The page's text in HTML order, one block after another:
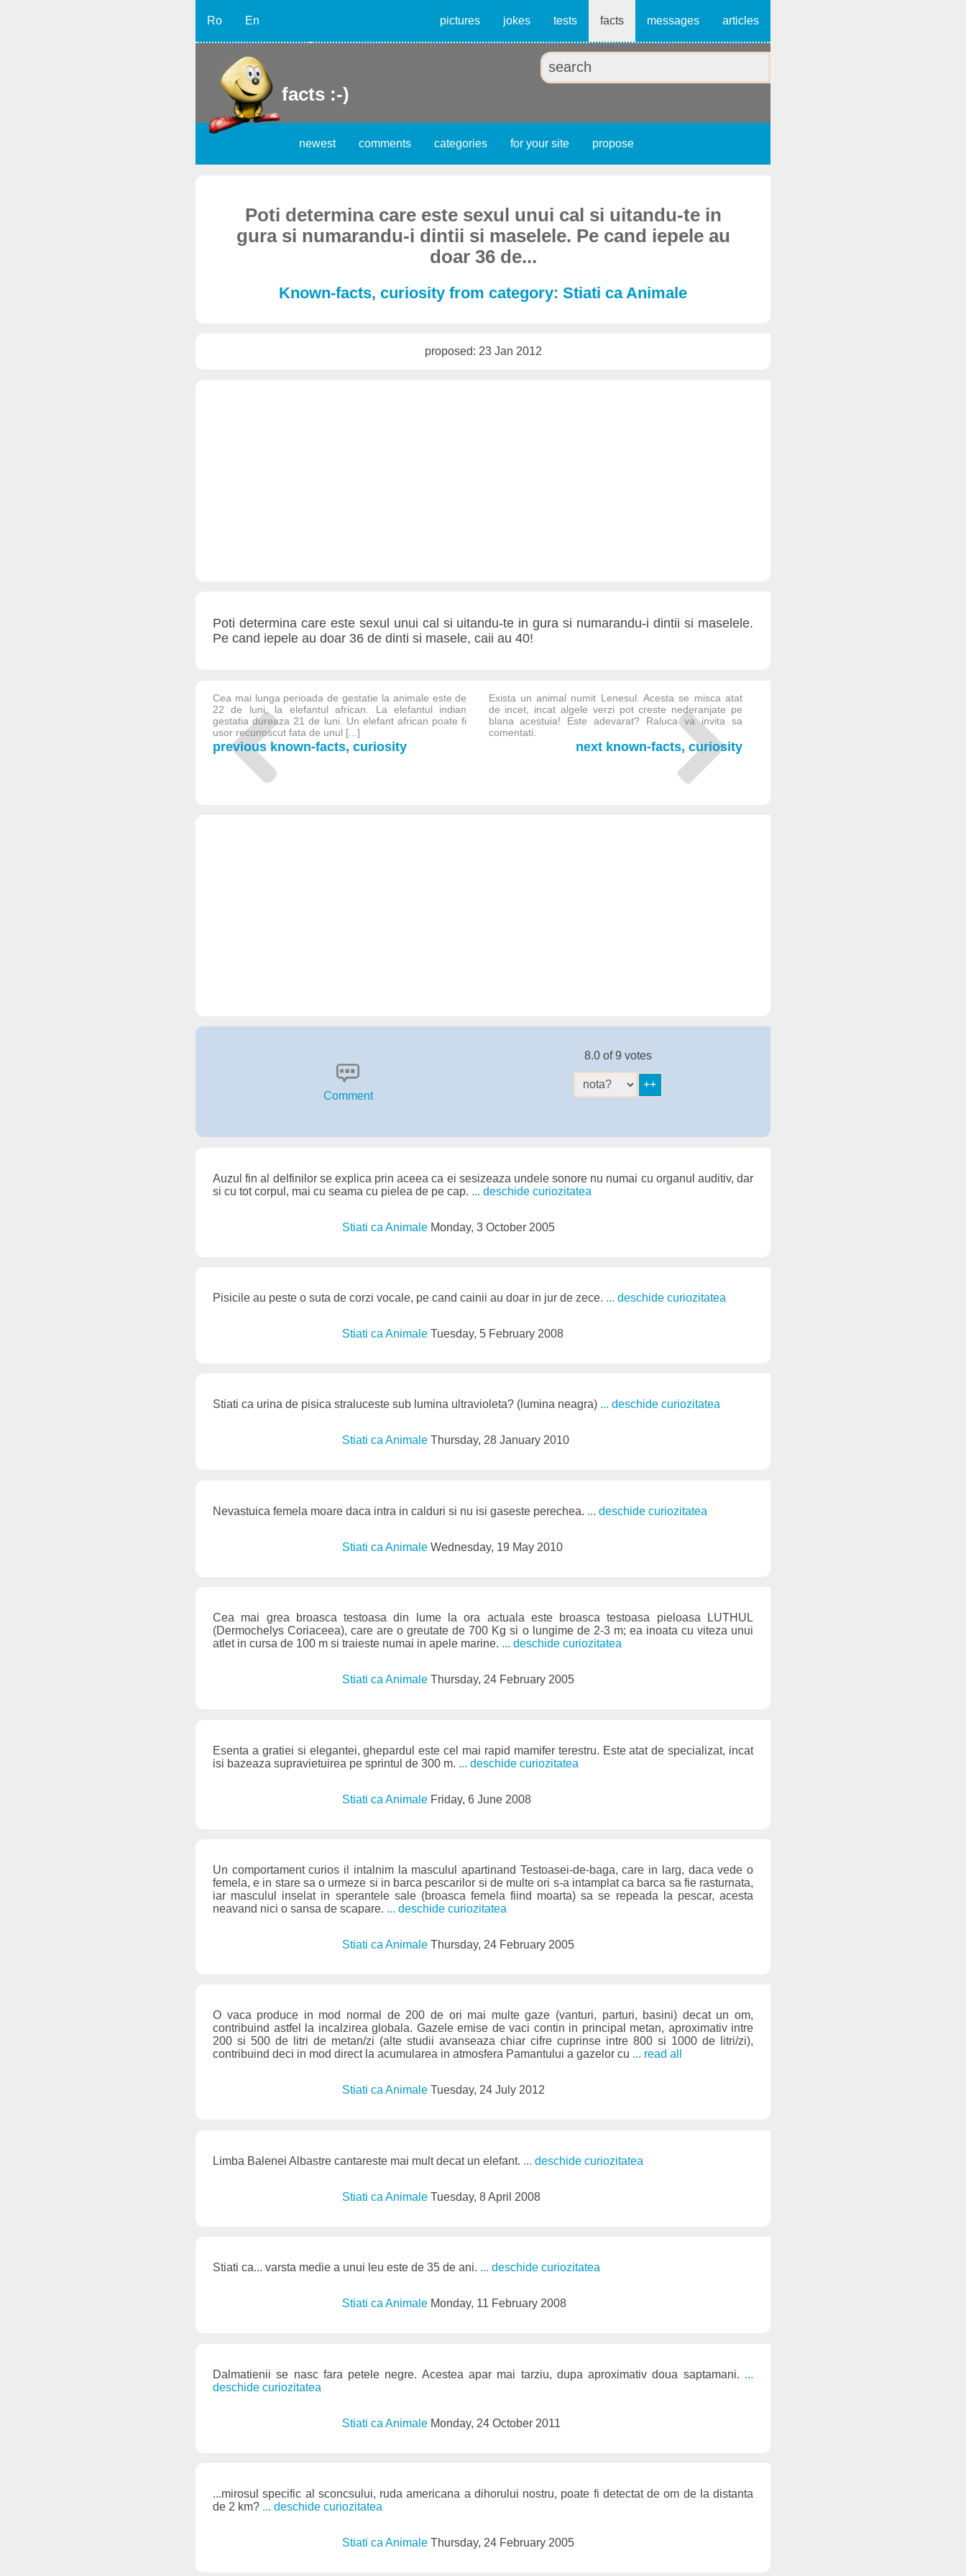
Ro En pictures jokes tests facts messages articles
facts :-)
newest comments categories for your site propose
Poti determina care este sexul unui cal si uitandu-te in
gura si numarandu-i dintii si maselele. Pe cand iepele au
doar 36 de...
Known-facts, curiosity from category: Stiati ca Animale
proposed: 23 Jan 2012
Poti determina care este sexul unui cal si uitandu-te in gura si numarandu-i dintii si maselele.
Pe cand iepele au doar 36 de dinti si masele, caii au 40!
Cea mai lunga perioada de gestatie la animale este de
22 de luni, la elefantul african. La elefantul indian
gestatia dureaza 21 de luni. Un elefant african poate fi
usor recunoscut fata de unul [...]
previous known-facts, curiosity
Exista un animal numit Lenesul. Acesta se misca atat
de incet, incat algele verzi pot creste nederanjate pe
blana acestuia! Este adevarat? Raluca va invita sa
comentati.
next known-facts, curiosity
Comment
8.0 of 9 votes
Auzul fin al delfinilor se explica prin aceea ca ei sesizeaza undele sonore nu numai cu organul auditiv, dar
si cu tot corpul, mai cu seama cu pielea de pe cap. ... deschide curiozitatea
Stiati ca Animale Monday, 3 October 2005
Pisicile au peste o suta de corzi vocale, pe cand cainii au doar in jur de zece. ... deschide curiozitatea
Stiati ca AnimaleTuesday, 5 February 2008
Stiati ca urina de pisica straluceste sub lumina ultravioleta? (lumina neagra) ... deschide curiozitatea
Stiati ca AnimaleThursday, 28 January 2010
Nevastuica femela moare daca intra in calduri si nu isi gaseste perechea. ... deschide curiozitatea
Stiati ca AnimaleWednesday, 19 May 2010
Cea mai grea broasca testoasa din lume la ora actuala este broasca testoasa pieloasa LUTHUL
(Dermochelys Coriaceea), care are o greutate de 700 Kg si o lungime de 2-3 m; ea inoata cu viteza unui
atlet in cursa de 100 m si traieste numai in apele marine. ... deschide curiozitatea
Stiati ca AnimaleThursday, 24 February 2005
Esenta a gratiei si elegantei, ghepardul este cel mai rapid mamifer terestru. Este atat de specializat, incat
isi bazeaza supravietuirea pe sprintul de 300 m. ... deschide curiozitatea
Stiati ca Animale Friday, 6 June 2008
Un comportament curios il intalnim la masculul apartinand Testoasei-de-baga, care in larg, daca vede o
femela, e in stare sa o urmeze si in barca pescarilor si de multe ori s-a intamplat ca barca sa fie rasturnata,
iar masculul inselat in sperantele sale (broasca femela fiind moarta) sa se repeada la pescar, acesta
neavand nici o sansa de scapare. ... deschide curiozitatea
Stiati ca AnimaleThursday, 24 February 2005
O vaca produce in mod normal de 200 de ori mai multe gaze (vanturi, parturi, basini) decat un om,
contribuind astfel la incalzirea globala. Gazele emise de vaci contin in principal metan, aproximativ intre
200 si 500 de litri de metan/zi (alte studii avanseaza chiar cifre cuprinse intre 800 si 1000 de litri/zi),
contribuind deci in mod direct la acumularea in atmosfera Pamantului a gazelor cu ... read all
Stiati ca AnimaleTuesday, 24 July 2012
Limba Balenei Albastre cantareste mai mult decat un elefant. ... deschide curiozitatea
Stiati ca AnimaleTuesday, 8 April 2008
Stiati ca... varsta medie a unui leu este de 35 de ani. ... deschide curiozitatea
Stiati ca Animale Monday, 11 February 2008
Dalmatienii se nasc fara petele negre. Acestea apar mai tarziu, dupa aproximativ doua saptamani. ...
deschide curiozitatea
Stiati ca Animale Monday, 24 October 2011
...mirosul specific al sconcsului, ruda americana a dihorului nostru, poate fi detectat de om de la distanta
de 2 km? ... deschide curiozitatea
Stiati ca AnimaleThursday, 24 February 2005